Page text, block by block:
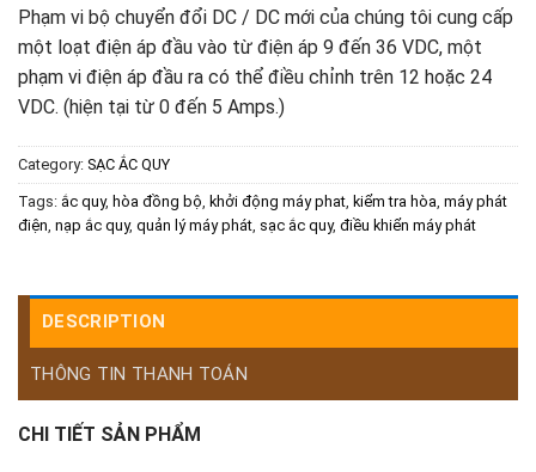
Phạm vi bộ chuyển đổi DC / DC mới của chúng tôi cung cấp
một loạt điện áp đầu vào từ điện áp 9 đến 36 VDC, một
phạm vi điện áp đầu ra có thể điều chỉnh trên 12 hoặc 24
VDC. (hiện tại từ 0 đến 5 Amps.)
Category: SẠC ẮC QUY
Tags: ắc quy, hòa đồng bộ, khởi động máy phat, kiểm tra hòa, máy phát
điện, nạp ắc quy, quản lý máy phát, sạc ắc quy, điều khiển máy phát
DESCRIPTION
THÔNG TIN THANH TOÁN
CHI TIẾT SẢN PHẨM